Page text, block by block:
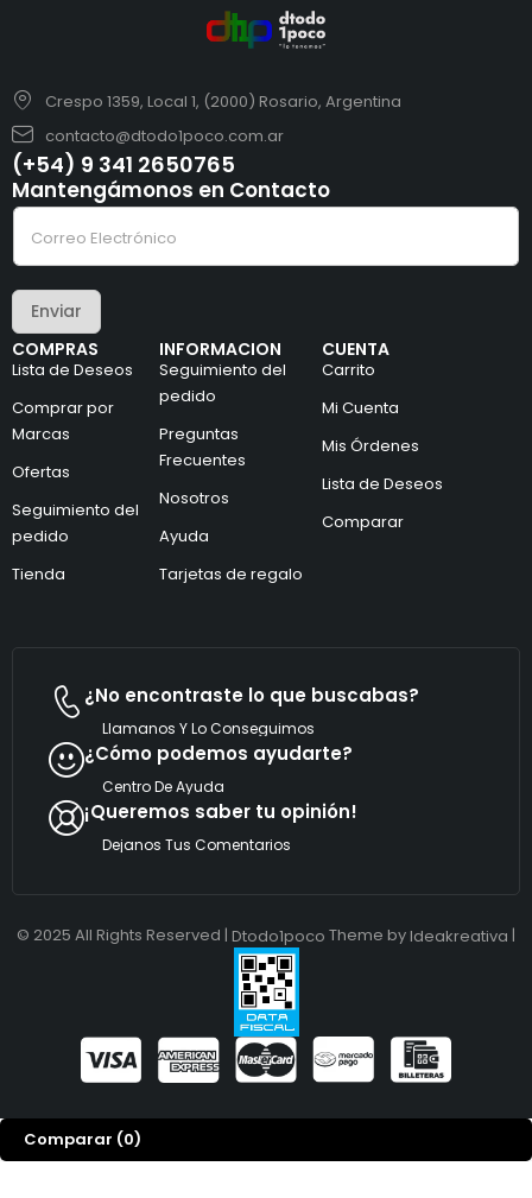
Crespo 1359, Local 1, (2000) Rosario, Argentina
contacto@dtodo1poco.com.ar
(+54) 9 341 2650765
COMPRAS
Lista de Deseos
Comprar por
Marcas
Ofertas
Seguimiento del
pedido
Tienda
INFORMACION
Seguimiento del
pedido
Preguntas
Frecuentes
Nosotros
Ayuda
Tarjetas de regalo
CUENTA
Carrito
Mi Cuenta
Mis Órdenes
Lista de Deseos
Comparar
Mantengámonos en Contacto
e
l
c
r
n
i
c
o
*
*
C
e
e
l
e
t
r
n
c
o
Enviar
¿No encontraste lo que buscabas?
Llamanos Y Lo Conseguimos
¿Cómo podemos ayudarte?
Centro De Ayuda
¡Queremos saber tu opinión!
Dejanos Tus Comentarios
© 2025 All Rights Reserved | Dtodo1poco Theme by Ideakreativa |
Comparar (0)